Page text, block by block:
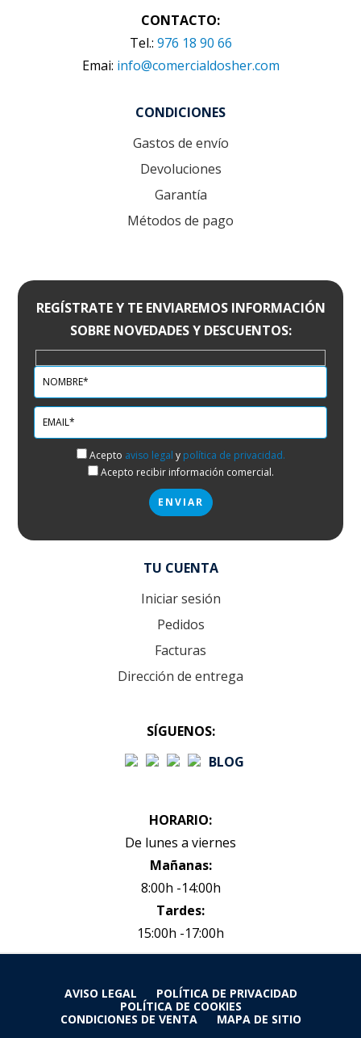
CONTACTO:
Tel.: 976 18 90 66
Emai: info@comercialdosher.com
CONDICIONES
Gastos de envío
Devoluciones
Garantía
Métodos de pago
REGÍSTRATE Y TE ENVIAREMOS INFORMACIÓN
SOBRE NOVEDADES Y DESCUENTOS:
Acepto aviso legal y política de privacidad.
Acepto recibir información comercial.
TU CUENTA
Iniciar sesión
Pedidos
Facturas
Dirección de entrega
SÍGUENOS:
BLOG
HORARIO:
De lunes a viernes
Mañanas:
8:00h -14:00h
Tardes:
15:00h -17:00h
AVISO LEGAL
POLÍTICA DE PRIVACIDAD
POLÍTICA DE COOKIES
CONDICIONES DE VENTA
MAPA DE SITIO